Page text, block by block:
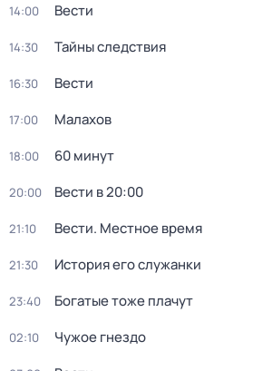
14:00 Вести
14:30 Тайны следствия
16:30 Вести
17:00 Малахов
18:00 60 минут
20:00 Вести в 20:00
21:10 Вести. Местное время
21:30 История его служанки
23:40 Богатые тоже плачут
02:10 Чужое гнездо